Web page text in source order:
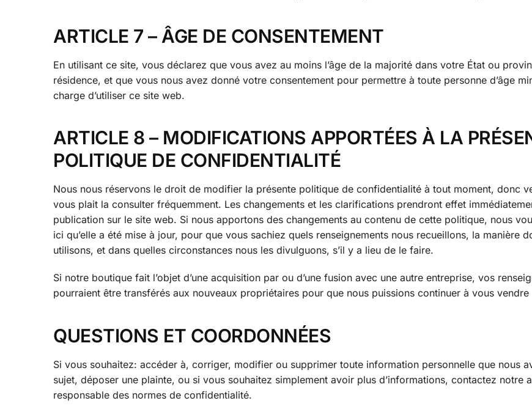
ARTICLE 7 – ÂGE DE CONSENTEMENT
En utilisant ce site, vous déclarez que vous avez au moins l’âge de la majorité dans votre État ou
résidence, et que vous nous avez donné votre consentement pour permettre à toute personne d’âge
charge d’utiliser ce site web.
ARTICLE 8 – MODIFICATIONS APPORTÉES À LA
POLITIQUE DE CONFIDENTIALITÉ
Nous nous réservons le droit de modifier la présente politique de confidentialité à tout moment, donc
vous plait la consulter fréquemment. Les changements et les clarifications prendront effet
publication sur le site web. Si nous apportons des changements au contenu de cette politique, nous
ici qu’elle a été mise à jour, pour que vous sachiez quels renseignements nous recueillons, la manière
utilisons, et dans quelles circonstances nous les divulguons, s’il y a lieu de le faire.
Si notre boutique fait l’objet d’une acquisition par ou d’une fusion avec une autre entreprise, vos
pourraient être transférés aux nouveaux propriétaires pour que nous puissions continuer à vous
QUESTIONS ET COORDONNÉES
Si vous souhaitez: accéder à, corriger, modifier ou supprimer toute information personnelle que nous
sujet, déposer une plainte, ou si vous souhaitez simplement avoir plus d’informations, contactez notre
responsable des normes de confidentialité.